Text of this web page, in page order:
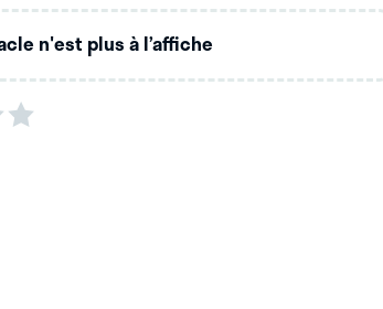
n'est plus à l’affiche